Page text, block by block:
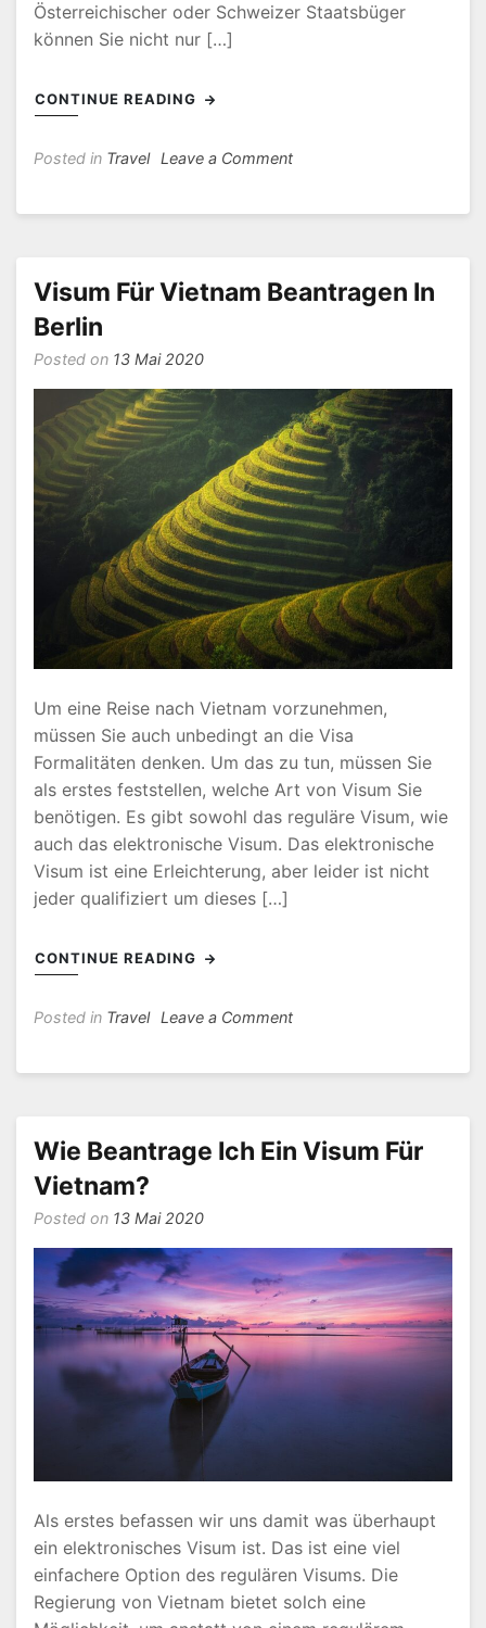
Österreichischer oder Schweizer Staatsbüger
können Sie nicht nur […]
CONTINUE READING
Posted in Travel Leave a Commenton
Visum?
Visum Für Vietnam Beantragen In
Berlin
Posted on 13 Mai 2020
Um eine Reise nach Vietnam vorzunehmen,
müssen Sie auch unbedingt an die Visa
Formalitäten denken. Um das zu tun, müssen Sie
als erstes feststellen, welche Art von Visum Sie
benötigen. Es gibt sowohl das reguläre Visum, wie
auch das elektronische Visum. Das elektronische
Visum ist eine Erleichterung, aber leider ist nicht
jeder qualifiziert um dieses […]
CONTINUE READING
Posted in Travel Leave a Commenton
In
Berlin
Wie Beantrage Ich Ein Visum Für
Vietnam?
Posted on 13 Mai 2020
Als erstes befassen wir uns damit was überhaupt
ein elektronisches Visum ist. Das ist eine viel
einfachere Option des regulären Visums. Die
Regierung von Vietnam bietet solch eine